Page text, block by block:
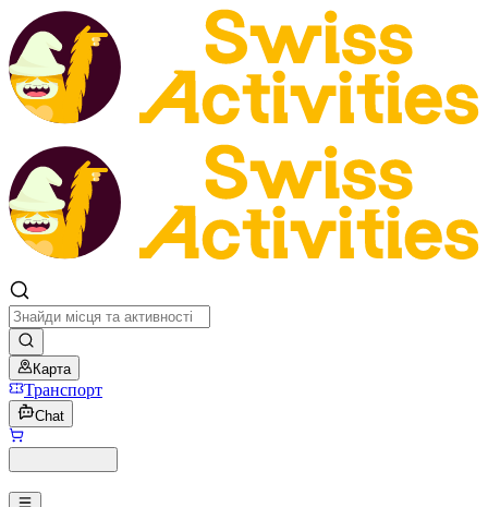
Карта
Транспорт
Chat